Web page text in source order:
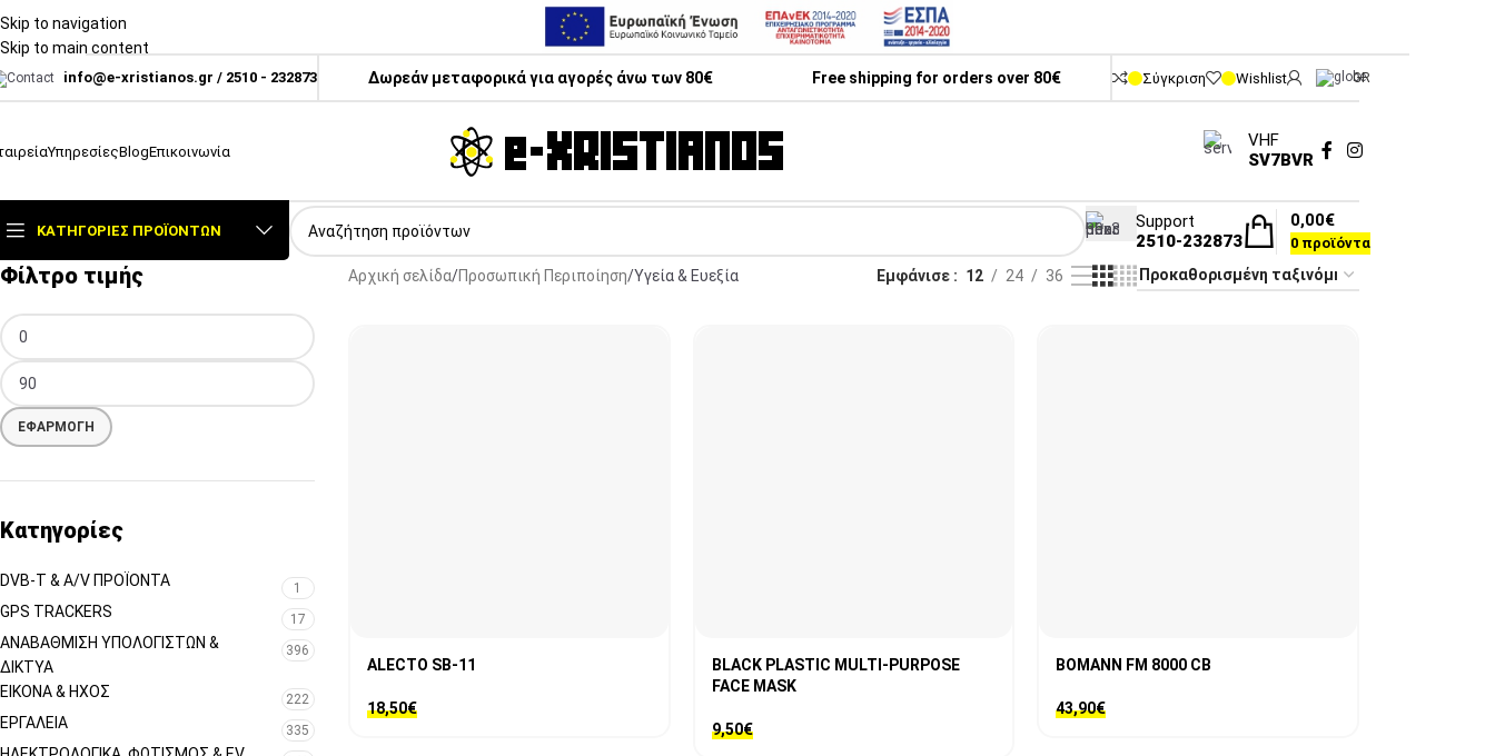
Skip to navigation
Skip to main content
info@e-xristianos.gr / 2510 - 232873 Δωρεάν μεταφορικά για αγορές άνω των 80€ Free shipping for orders over 80€ Σύγκριση Wishlist GR
ΥπηρεσίεςBlogΕπικοινωνία
VHF
SV7BVR
ΚΑΤΗΓΟΡΊΕΣ ΠΡΟΪΌΝΤΩΝ
Support
2510-232873
0 προϊόντα
0,00€
Φίλτρο τιμής
ΕΦΑΡΜΟΓΉ
Κατηγορίες
DVB-T & A/V ΠΡΟΪΌΝΤΑ 1
GPS TRACKERS 17
ΑΝΑΒΆΘΜΙΣΗ ΥΠΟΛΟΓΙΣΤΏΝ &
ΔΊΚΤΥΑ
396
ΕΙΚΌΝΑ & ΗΧΟΣ 222
ΕΡΓΑΛΕΊΑ 335
Αρχική σελίδα Προσωπική Περιποίηση Υγεία & Ευεξία Εμφάνισε 12 24 36
ALECTO SB-11
18,50€
BLACK PLASTIC MULTI-PURPOSE
FACE MASK
9,50€
BOMANN FM 8000 CB
43,90€